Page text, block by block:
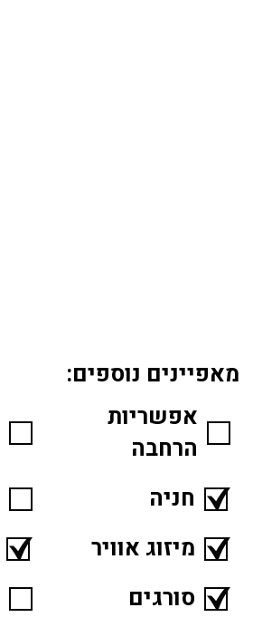
מאפיינים נוספים:
אפשריות
הרחבה
חניה
מיזוג אוויר
סורגים